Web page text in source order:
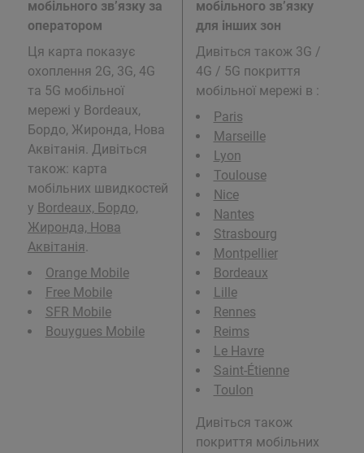
мобільного зв’язку за
оператором
Ця карта показує
охоплення 2G, 3G, 4G
та 5G мобільної
мережі у Bordeaux,
Бордо, Жиронда, Нова
Аквітанія. Дивіться
також: карта
мобільних швидкостей
у Bordeaux, Бордо,
Жиронда, Нова
Аквітанія.
Orange Mobile
Free Mobile
SFR Mobile
Bouygues Mobile
мобільного зв’язку
для інших зон
Дивіться також 3G /
4G / 5G покриття
мобільної мережі в :
Paris
Marseille
Lyon
Toulouse
Nice
Nantes
Strasbourg
Montpellier
Bordeaux
Lille
Rennes
Reims
Le Havre
Saint-Étienne
Toulon
Дивіться також
покриття мобільних